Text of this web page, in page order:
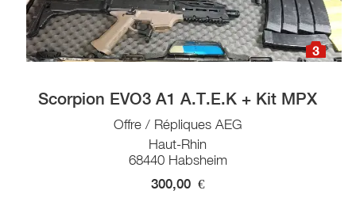
3
Scorpion EVO3 A1 A.T.E.K + Kit MPX
Offre / Répliques AEG
Haut-Rhin
68440 Habsheim
300,00 €